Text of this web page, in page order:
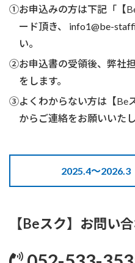
①お申込みの方は下記「【
ード頂き、
info1@be-
い。
②お申込書の受領後、弊社
をします。
③よくわからない方は【Be
からご連絡をお願いいたし
2025.4～2026.3
【Beスク】お問い